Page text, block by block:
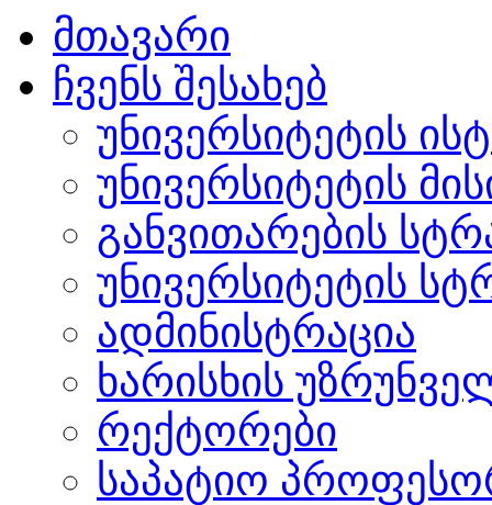
მთავარი
ჩვენს შესახებ
უნივერსიტეტის
უნივერსიტეტის
განვითარების
უნივერსიტეტის
ადმინისტრაცია
ხარისხის
რექტორები
საპატიო